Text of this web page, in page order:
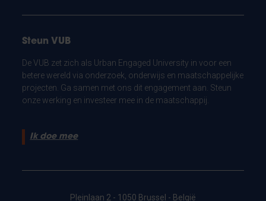
Steun VUB
De VUB zet zich als Urban Engaged University in voor een
betere wereld via onderzoek, onderwijs en maatschappelijke
projecten. Ga samen met ons dit engagement aan. Steun
onze werking en investeer mee in de maatschappij.
Ik doe mee
Pleinlaan 2 - 1050 Brussel - België